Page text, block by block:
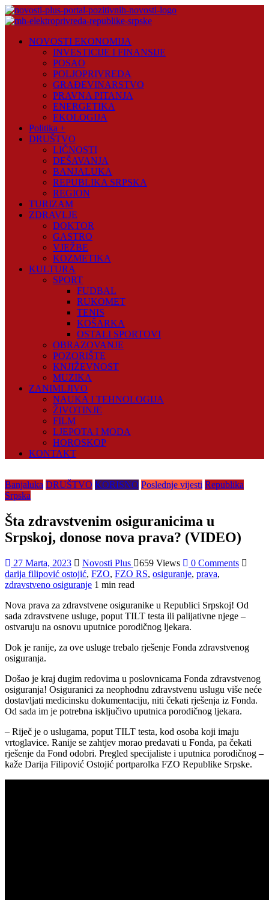
Skip
to
Plus
NOVOSTI EKONOMIJA
INVESTICIJE I FINANSIJE
POSAO
POLJOPRIVREDA
GRAĐEVINARSTVO
PRAVNA PITANJA
ENERGETIKA
EKOLOGIJA
Politika +
DRUŠTVO
LIČNOSTI
DEŠAVANJA
BANJALUKA
REPUBLIKA SRPSKA
REGION
TURIZAM
ZDRAVLJE
DOKTOR
GASTRO
VJEŽBE
KOZMETIKA
KULTURA
SPORT
FUDBAL
RUKOMET
TENIS
KOŠARKA
OSTALI SPORTOVI
OBRAZOVANJE
POZORIŠTE
KNJIŽEVNOST
MUZIKA
ZANIMLJIVO
NAUKA I TEHNOLOGIJA
ŽIVOTINJE
FILM
LJEPOTA I MODA
HOROSKOP
KONTAKT
Banjaluka DRUŠTVO KORISNO Poslednje vijesti Republika
Srpska
Šta zdravstvenim osiguranicima u
Srpskoj, donose nova prava? (VIDEO)
27 Marta, 2023 Novosti Plus 659 Views
0 Comments
darija filipović ostojić, FZO, FZO RS, osiguranje, prava,
zdravstveno osiguranje 1 min read
Nova prava za zdravstvene osiguranike u Republici Srpskoj! Od
sada zdravstvene usluge, poput TILT testa ili palijativne njege –
ostvaruju na osnovu uputnice porodičnog ljekara.
Dok je ranije, za ove usluge trebalo rješenje Fonda zdravstvenog
osiguranja.
Došao je kraj dugim redovima u poslovnicama Fonda zdravstvenog
osiguranja! Osiguranici za neophodnu zdravstvenu uslugu više neće
dostavljati medicinsku dokumentaciju, niti čekati rješenja iz Fonda.
Od sada im je potrebna isključivo uputnica porodičnog ljekara.
– Riječ je o uslugama, poput TILT testa, kod osoba koji imaju
vrtoglavice. Ranije se zahtjev morao predavati u Fonda, pa čekati
rješenje da Fond odobri. Pregled specijaliste i uputnica porodičnog –
kaže Darija Filipović Ostojić portparolka FZO Republike Srpske.